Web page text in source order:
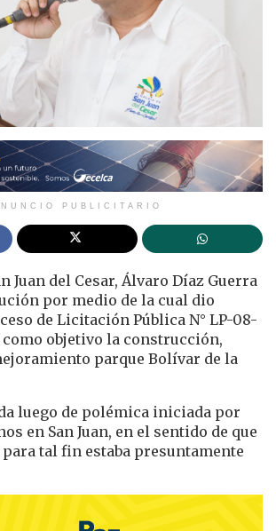
PUBLICITARIO
Juan del Cesar, Álvaro Díaz Guerra
por medio de la cual dio
de Licitación Pública N° LP-08-
como objetivo la construcción,
parque Bolívar de la
luego de polémica iniciada por
en San Juan, en el sentido de que
tal fin estaba presuntamente